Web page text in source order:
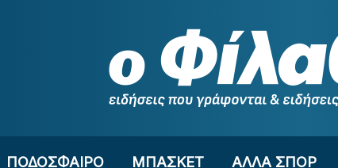
ΠΟΔΟΣΦΑΙΡΟ ΜΠΑΣΚΕΤ ΑΛΛΑ ΣΠΟΡ